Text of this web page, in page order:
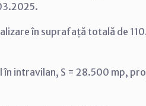
în suprafață totală de
intravilan, S = 28.500 mp,